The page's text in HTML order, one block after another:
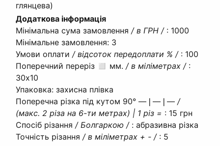
глянцева)
Додаткова інформація
Мінімальна сума замовлення / в ГРН / : 1000
Мінімальне замовлення: 3
Умови оплати / відсоток передоплати % / : 100
Поперечний переріз ◻ мм. / в міліметрах / :
30х10
Упаковка: захисна плівка
Поперечна різка під кутом 90° ―❘―❘― /
(макс. 2 різа на 6-ти метрах) | 1 різ = : 15 грн
Спосіб різання / Болгаркою / : абразивна різка
Точність різання / в міліметрах + - / : 5